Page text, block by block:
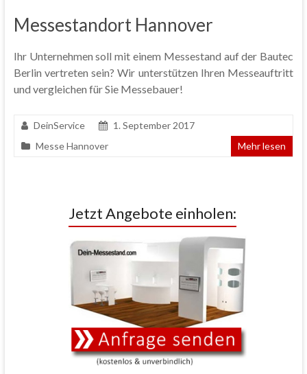
Messestandort Hannover
Ihr Unternehmen soll mit einem Messestand auf der Bautec
Berlin vertreten sein? Wir unterstützen Ihren Messeauftritt
und vergleichen für Sie Messebauer!
DeinService
1. September 2017
Messe Hannover
Mehr lesen
Jetzt Angebote einholen: